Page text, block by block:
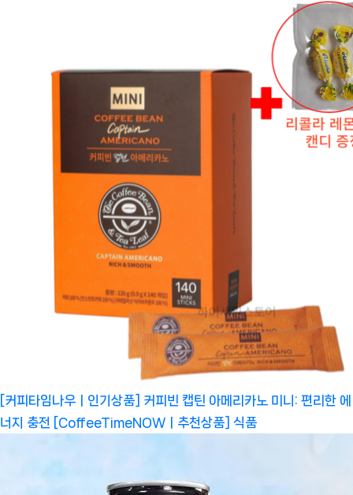
[커피타임나우ㅣ인기상품] 커피빈 캡틴 아메리카노 미니: 편리한 에
너지 충전 [CoffeeTimeNOWㅣ추천상품] 식품